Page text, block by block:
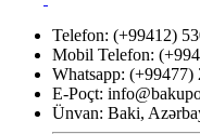
Telefon: (+99412)
Mobil Telefon:
Whatsapp: (+99477)
E-Poçt:
Ünvan: Baki,